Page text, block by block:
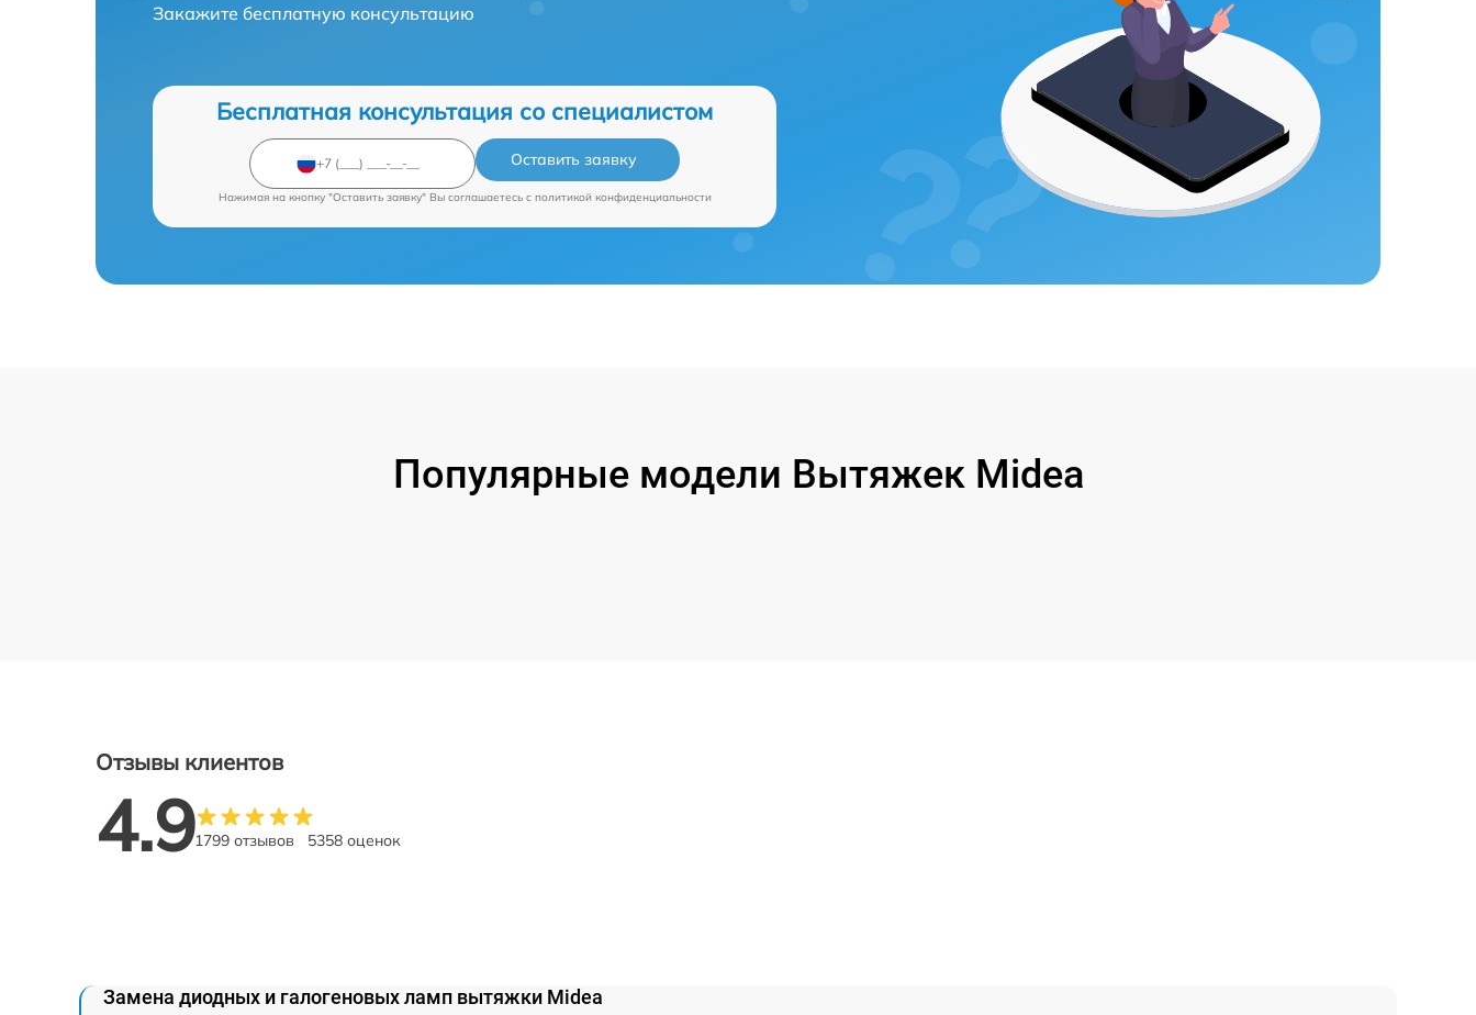
Закажите бесплатную консультацию
Бесплатная консультация со специалистом
Оставить заявку
Нажимая на кнопку "Оставить заявку" Вы соглашаетесь c политикой конфиденциальности
Популярные модели Вытяжек Midea
Отзывы клиентов
4.91799 отзывов 5358 оценок
Замена диодных и галогеновых ламп вытяжки Midea